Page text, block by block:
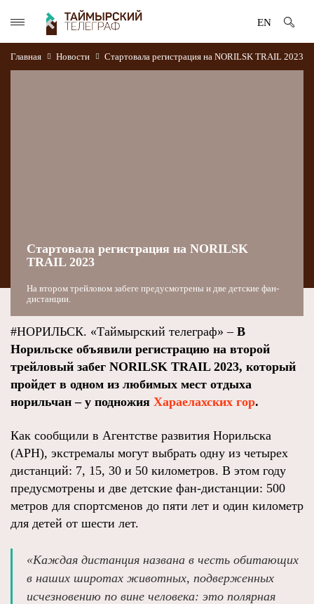
EN
Главная Новости Стартовала регистрация на NORILSK TRAIL 2023
Стартовала регистрация на NORILSK
TRAIL 2023
На втором трейловом забеге предусмотрены и две детские фан-
дистанции.
#НОРИЛЬСК. «Таймырский телеграф» – В
Норильске объявили регистрацию на второй
трейловый забег NORILSK TRAIL 2023, который
пройдет в одном из любимых мест отдыха
норильчан – у подножия Хараелахских гор.
Как сообщили в Агентстве развития Норильска
(АРН), экстремалы могут выбрать одну из четырех
дистанций: 7, 15, 30 и 50 километров. В этом году
предусмотрены и две детские фан-дистанции: 500
метров для спортсменов до пяти лет и один километр
для детей от шести лет.
«Каждая дистанция названа в честь обитающих
в наших широтах животных, подверженных
исчезновению по вине человека: это полярная